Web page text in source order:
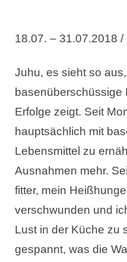
18.07. – 31.07.2018 /
Juhu, es sieht so
basenüberschüssige
Erfolge zeigt. Seit
hauptsächlich mit
Lebensmittel zu
Ausnahmen mehr.
fitter, mein
verschwunden und
Lust in der Küche zu
gespannt, was die